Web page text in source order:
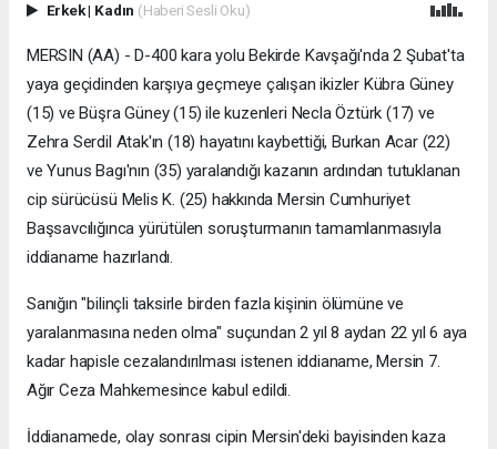
Erkek| Kadın (Haberi Sesli Oku)
MERSIN (AA) - D-400 kara yolu Bekirde Kavşağı'nda 2 Şubat'ta
yaya geçidinden karşıya geçmeye çalışan ikizler Kübra Güney
(15) ve Büşra Güney (15) ile kuzenleri Necla Öztürk (17) ve
Zehra Serdil Atak'ın (18) hayatını kaybettiği, Burkan Acar (22)
ve Yunus Bagı'nın (35) yaralandığı kazanın ardından tutuklanan
cip sürücüsü Melis K. (25) hakkında Mersin Cumhuriyet
Başsavcılığınca yürütülen soruşturmanın tamamlanmasıyla
iddianame hazırlandı.
Sanığın "bilinçli taksirle birden fazla kişinin ölümüne ve
yaralanmasına neden olma" suçundan 2 yıl 8 aydan 22 yıl 6 aya
kadar hapisle cezalandırılması istenen iddianame, Mersin 7.
Ağır Ceza Mahkemesince kabul edildi.
İddianamede, olay sonrası cipin Mersin'deki bayisinden kaza